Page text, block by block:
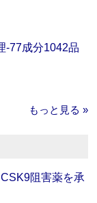
‐77成分1042品
もっと見る »
阻害薬を承